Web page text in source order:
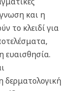
και η
το κλειδί για
ευαισθησία.
δερματολογική